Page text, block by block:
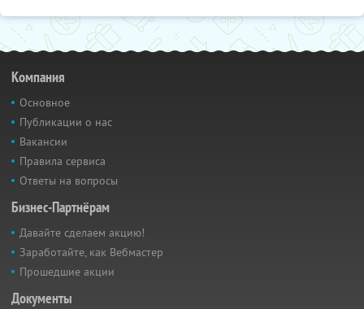
Компания
Основное
Публикации о нас
Вакансии
Правила сервиса
Ответы на вопросы
Бизнес-Партнёрам
Давайте сделаем акцию!
Заработайте, как Вебмастер
Прошедшие акции
Документы